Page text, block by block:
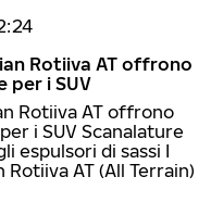
Rotiiva AT offrono
per i SUV
Rotiiva AT offrono
i SUV Scanalature
espulsori di sassi I
AT (All Terrain)